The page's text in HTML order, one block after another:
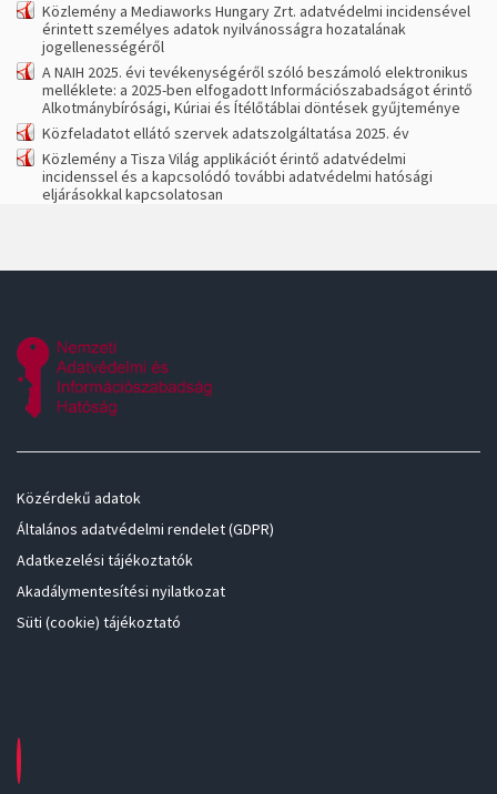
Közlemény a Mediaworks Hungary Zrt. adatvédelmi incidensével
érintett személyes adatok nyilvánosságra hozatalának
jogellenességéről
A NAIH 2025. évi tevékenységéről szóló beszámoló elektronikus
melléklete: a 2025-ben elfogadott Információszabadságot érintő
Alkotmánybírósági, Kúriai és Ítélőtáblai döntések gyűjteménye
Közfeladatot ellátó szervek adatszolgáltatása 2025. év
Közlemény a Tisza Világ applikációt érintő adatvédelmi
incidenssel és a kapcsolódó további adatvédelmi hatósági
eljárásokkal kapcsolatosan
Közérdekű adatok
Általános adatvédelmi rendelet (GDPR)
Adatkezelési tájékoztatók
Akadálymentesítési nyilatkozat
Süti (cookie) tájékoztató